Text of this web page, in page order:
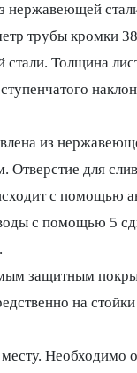
нержавеющей
трубы кромки
Толщина
из
для
с помощью
с помощью 5
защитным
на
Необходимо